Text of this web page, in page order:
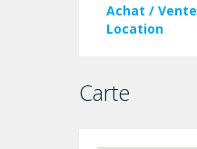
Achat / Vente
Location
Carte